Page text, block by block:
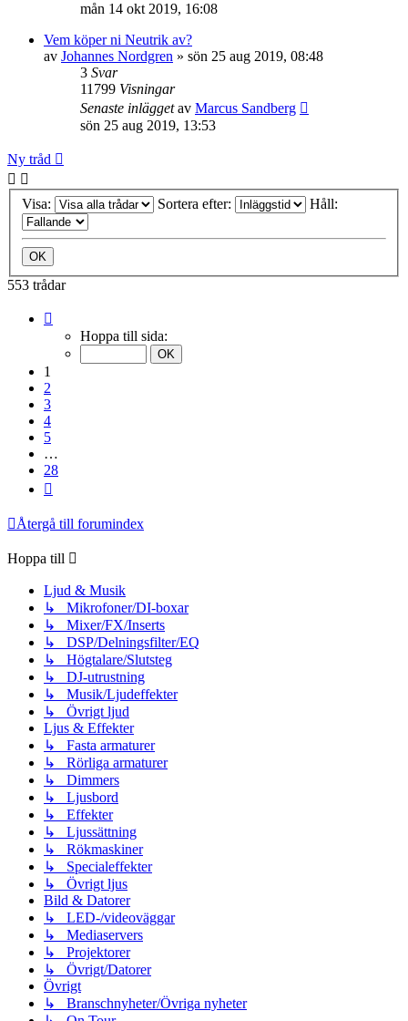
mån 14 okt 2019, 16:08
Vem köper ni Neutrik av?
av Johannes Nordgren » sön 25 aug 2019, 08:48
3 Svar
11799 Visningar
Senaste inläggetav Marcus Sandberg
sön 25 aug 2019, 13:53
Ny tråd
Visa: Sortera efter: Håll:
553 trådar
Hoppa till sida:
1
2
3
4
5
…
28
Återgå till forumindex
Hoppa till
Ljud & Musik
↳ Mikrofoner/DI-boxar
↳ Mixer/FX/Inserts
↳ DSP/Delningsfilter/EQ
↳ Högtalare/Slutsteg
↳ DJ-utrustning
↳ Musik/Ljudeffekter
↳ Övrigt ljud
Ljus & Effekter
↳ Fasta armaturer
↳ Rörliga armaturer
↳ Dimmers
↳ Ljusbord
↳ Effekter
↳ Ljussättning
↳ Rökmaskiner
↳ Specialeffekter
↳ Övrigt ljus
Bild & Datorer
↳ LED-/videoväggar
↳ Mediaservers
↳ Projektorer
↳ Övrigt/Datorer
Övrigt
↳ Branschnyheter/Övriga nyheter